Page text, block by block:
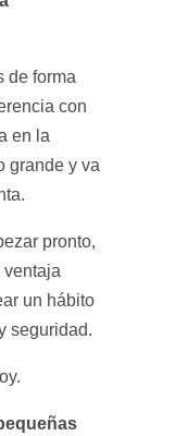
de forma
con
en la
grande y va
pronto,
ventaja
un hábito
seguridad.